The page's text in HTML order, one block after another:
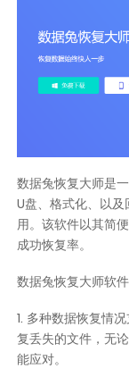
数据兔恢复大师是
U盘、格式化、以
用。该软件以其简
成功恢复率。
数据兔恢复大师软
1. 多种数据恢复情
复丢失的文件，无
能应对。